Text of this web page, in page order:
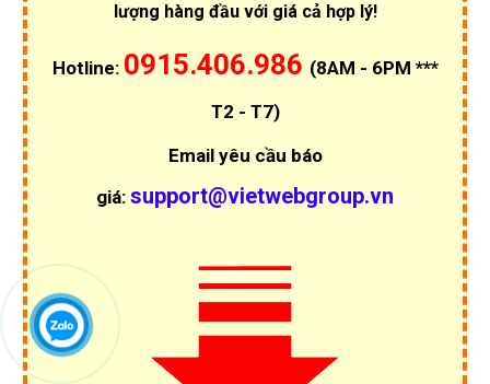
lượng hàng đầu với giá cả hợp lý!
Hotline: 0915.406.986 (8AM - 6PM ***
T2 - T7)
Email yêu cầu báo
giá: support@vietwebgroup.vn